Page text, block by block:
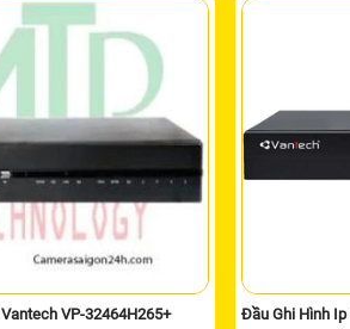
VP-32464H265+ Đầu Ghi Hình